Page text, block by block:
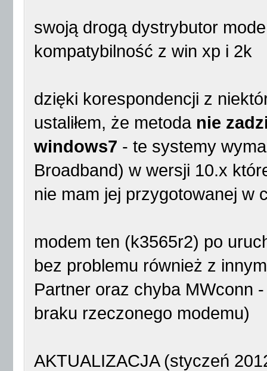
swoją drogą dystrybutor
kompatybilność z win xp i 2k
dzięki korespondencji z
ustaliłem, że metoda nie
windows7 - te systemy
Broadband) w wersji 10.x
nie mam jej przygotowanej w
modem ten (k3565r2) po
bez problemu również z
Partner oraz chyba MWconn
braku rzeczonego modemu)
AKTUALIZACJA (styczeń